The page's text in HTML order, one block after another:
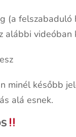
(a
alábbi videóban
minél később
alá esnek.